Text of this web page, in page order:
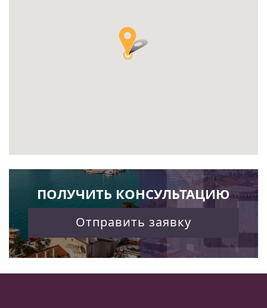
ПОЛУЧИТЬ КОНСУЛЬТАЦИЮ
Отправить заявку